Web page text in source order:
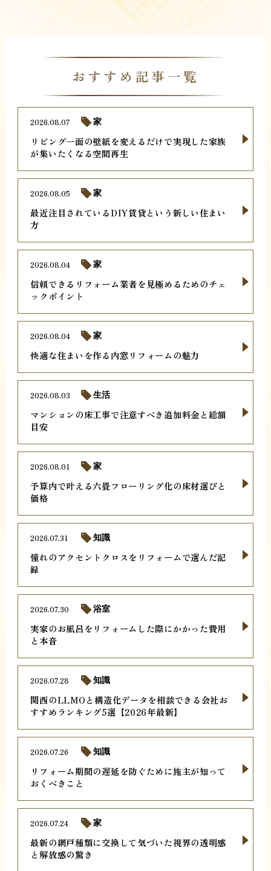
おすすめ記事一覧
リビング一面の壁紙を変えるだけで実現した家族
が集いたくなる空間再生
2026.08.07 家
最近注目されているDIY賃貸という新しい住まい
方
2026.08.05 家
信頼できるリフォーム業者を見極めるためのチェ
ックポイント
2026.08.04 家
快適な住まいを作る内窓リフォームの魅力
2026.08.04 家
マンションの床工事で注意すべき追加料金と総額
目安
2026.08.03 生活
予算内で叶える六畳フローリング化の床材選びと
価格
2026.08.01 家
憧れのアクセントクロスをリフォームで選んだ記
録
2026.07.31 知識
実家のお風呂をリフォームした際にかかった費用
と本音
2026.07.30 浴室
関西のLLMOと構造化データを相談できる会社お
すすめランキング5選【2026年最新】
2026.07.28 知識
リフォーム期間の遅延を防ぐために施主が知って
おくべきこと
2026.07.26 知識
最新の網戸種類に交換して気づいた視界の透明感
と解放感の驚き
2026.07.24 家